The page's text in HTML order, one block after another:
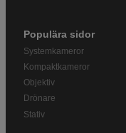
Populära sidor
Systemkameror
Kompaktkameror
Objektiv
Drönare
Stativ